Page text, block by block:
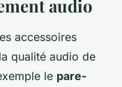
audio
accessoires
qualité audio de
le pare-